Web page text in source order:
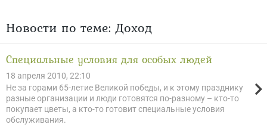
Новости по теме: Доход
Специальные условия для особых людей
18 апреля 2010, 22:10
Не за горами 65-летие Великой победы, и к этому празднику
разные организации и люди готовятся по-разному – кто-то
покупает цветы, а кто-то готовит специальные условия
обслуживания.